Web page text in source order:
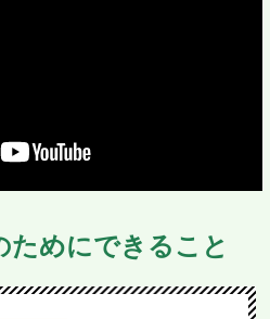
ためにできること